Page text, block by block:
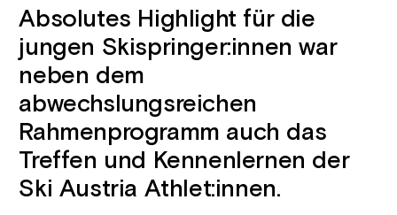
Absolutes Highlight für die
jungen Skispringer:innen war
neben dem
abwechslungsreichen
Rahmenprogramm auch das
Treffen und Kennenlernen der
Ski Austria Athlet:innen.